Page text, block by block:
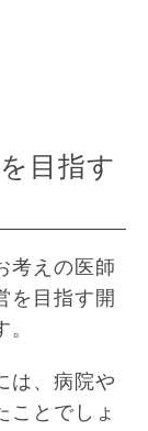
目指す
考えの医師
を目指す開
は、病院や
ことでしょ